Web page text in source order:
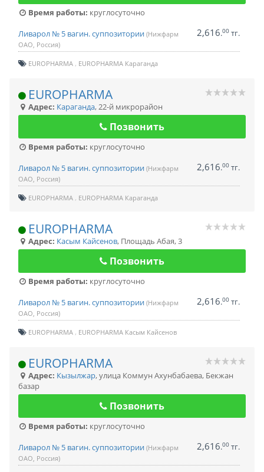
Время работы: круглосуточно
Ливарол № 5 вагин. суппозитории (Нижфарм
ОАО, Россия)
2,616.00 тг.
EUROPHARMA EUROPHARMA Караганда
EUROPHARMA
Адрес: Караганда,22-й микрорайон
Позвонить
Время работы: круглосуточно
Ливарол № 5 вагин. суппозитории (Нижфарм
ОАО, Россия)
2,616.00 тг.
EUROPHARMA EUROPHARMA Караганда
EUROPHARMA
Адрес: Касым Кайсенов, Площадь Абая, 3
Позвонить
Время работы: круглосуточно
Ливарол № 5 вагин. суппозитории (Нижфарм
ОАО, Россия)
2,616.00 тг.
EUROPHARMA EUROPHARMA Касым Кайсенов
EUROPHARMA
Адрес: Кызылжар,улица Коммун Ахунбабаева, Бекжан
базар
Позвонить
Время работы: круглосуточно
Ливарол № 5 вагин. суппозитории (Нижфарм
ОАО, Россия)
2,616.00 тг.